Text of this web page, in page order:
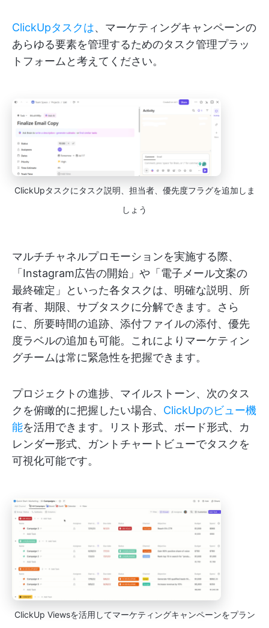
ClickUpタスクは、マーケティングキャンペーンの
あらゆる要素を管理するためのタスク管理プラッ
トフォームと考えてください。
ClickUpタスクにタスク説明、担当者、優先度フラグを追加しま
しょう
マルチチャネルプロモーションを実施する際、
「Instagram広告の開始」や「電子メール文案の
最終確定」といった各タスクは、明確な説明、所
有者、期限、サブタスクに分解できます。さら
に、所要時間の追跡、添付ファイルの添付、優先
度ラベルの追加も可能。これによりマーケティン
グチームは常に緊急性を把握できます。
プロジェクトの進捗、マイルストーン、次のタス
クを俯瞰的に把握したい場合、 ClickUpのビュー機
能を活用できます。リスト形式、ボード形式、カ
レンダー形式、ガントチャートビューでタスクを
可視化可能です。
ClickUp Viewsを活用してマーケティングキャンペーンをプラン